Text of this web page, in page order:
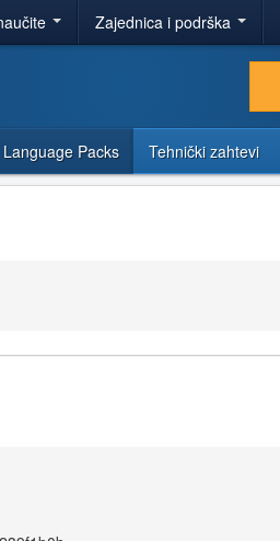
Zajednica i podrška
Language Packs Tehnički zahtevi